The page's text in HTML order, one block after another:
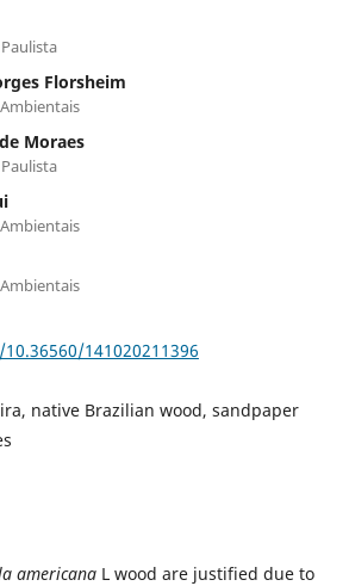
Florsheim
Moraes
141020211396
native Brazilian wood, sandpaper
americanaL wood are justified due to